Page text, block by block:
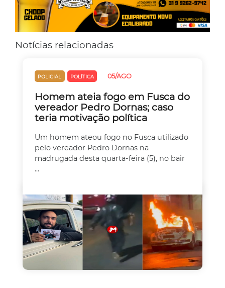
Notícias relacionadas
POLICIAL POLÍTICA 05/AGO
Homem ateia fogo em Fusca do
vereador Pedro Dornas; caso
teria motivação política
Um homem ateou fogo no Fusca utilizado
pelo vereador Pedro Dornas na
madrugada desta quarta-feira (5), no bair
...